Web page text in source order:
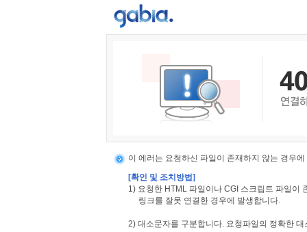
이 에러는 요청하신 파일이 존재하지 않는 경우
[확인 및 조치방법]
1) 요청한 HTML 파일이나 CGI 스크립트 파일이
링크를 잘못 연결한 경우에 발생합니다.
2) 대소문자를 구분합니다. 요청파일의 정확한